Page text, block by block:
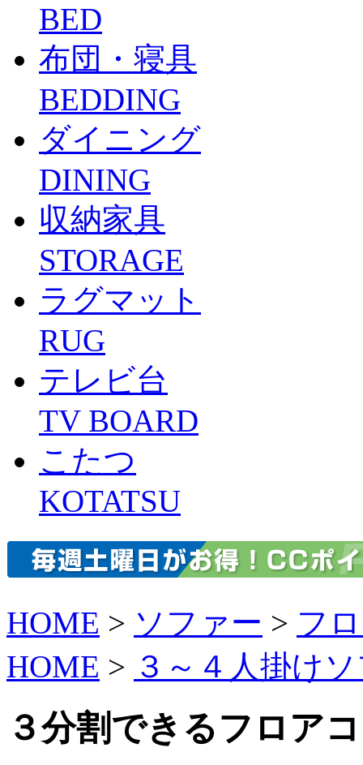
BED
布団・寝具
BEDDING
ダイニング
DINING
収納家具
STORAGE
ラグマット
RUG
テレビ台
TV BOARD
こたつ
KOTATSU
HOME > ソファー > フ
HOME > ３～４人掛け
３分割できるフロア